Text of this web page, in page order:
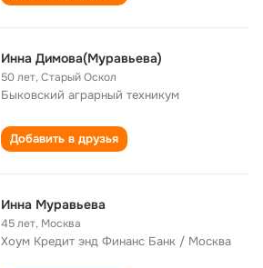
Инна Димова(Муравьева)
50 лет,Старый Оскол
Быковский аграрный техникум
Добавить в друзья
Инна Муравьева
45 лет, Москва
Хоум Кредит энд Финанс Банк / Москва